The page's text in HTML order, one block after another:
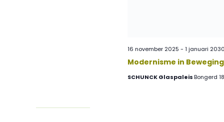
Modernisme in
16 november 2025 - 1 januari 2030
SCHUNCK Glaspaleis Bongerd